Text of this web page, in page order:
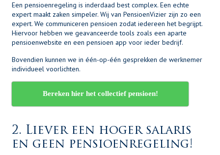
Een pensioenregeling is inderdaad best complex. Een echte
expert maakt zaken simpeler. Wij van PensioenVizier zijn zo een
expert. We communiceren pensioen zodat iedereen het begrijpt.
Hiervoor hebben we geavanceerde tools zoals een aparte
pensioenwebsite en een pensioen app voor ieder bedrijf.
Bovendien kunnen we in één-op-één gesprekken de werknemer
individueel voorlichten.
Bereken hier het collectief pensioen!
2. Liever een hoger salaris
en geen pensioenregeling!